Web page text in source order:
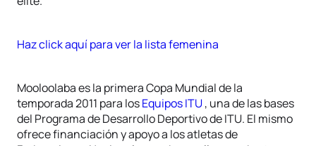
Haz click aquí para ver la lista femenina
Mooloolaba es la primera Copa Mundial de la
temporada 2011 para losEquipos ITU, una de las bases
del Programa de Desarrollo Deportivo de ITU. El mismo
ofrece financiación y apoyo a los atletas de